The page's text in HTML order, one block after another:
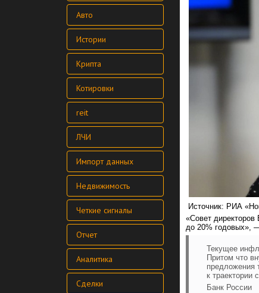
Авто
Истории
Крипта
Котировки
reit
ЛЧИ
Импорт данных
Недвижимость
Четкие сигналы
Отчет
Аналитика
Сделки
Источник: РИА
«Совет
до 20% годовых»,
Текущее
Притом что
предложения
к траектории
Банк России